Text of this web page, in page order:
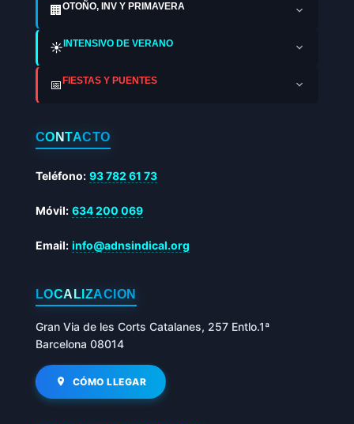
🏢OTOÑO, INV Y PRIMAVERA
☀️ INTENSIVO DE VERANO
📅 FIESTAS Y PUENTES
CONTACTO
Teléfono: 93 782 61 73
Móvil: 634 200 069
Email: info@adnsindical.org
LOCALIZACIÓN
Gran Via de les Corts Catalanes, 257 Entlo.1ª
Barcelona 08014
CÓMO LLEGAR